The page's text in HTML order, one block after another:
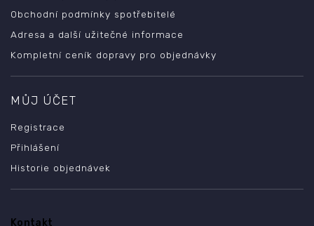
Obchodní podmínky spotřebitelé
Adresa a další užitečné informace
Kompletní ceník dopravy pro objednávky
MŮJ ÚČET
Registrace
Přihlášení
Historie objednávek
Kontakt